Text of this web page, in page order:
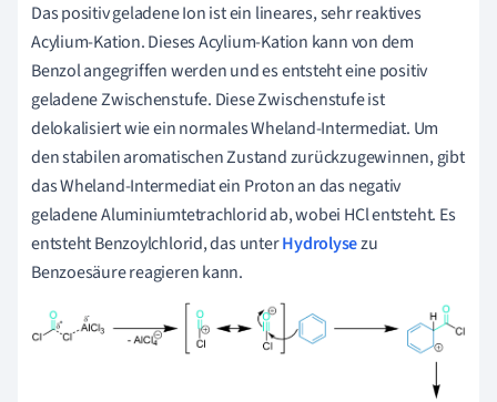
Das positiv geladene Ion ist ein lineares, sehr reaktives
Acylium-Kation. Dieses Acylium-Kation kann von dem
Benzol angegriffen werden und es entsteht eine positiv
geladene Zwischenstufe. Diese Zwischenstufe ist
delokalisiert wie ein normales Wheland-Intermediat. Um
den stabilen aromatischen Zustand zurückzugewinnen, gibt
das Wheland-Intermediat ein Proton an das negativ
geladene Aluminiumtetrachlorid ab, wobei HCl entsteht. Es
entsteht Benzoylchlorid, das unterHydrolysezu
Benzoesäure reagieren kann.